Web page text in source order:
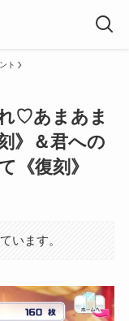
ト
♡あまあま
》＆君への
《復刻》
います。